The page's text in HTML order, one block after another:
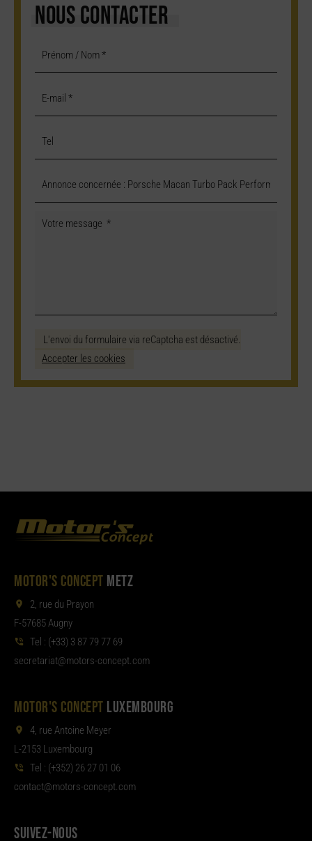
NOUS CONTACTER
L'envoi du formulaire via reCaptcha est désactivé.
Accepter les cookies
MOTOR'S CONCEPT METZ
2, rue du Prayon
F-57685 Augny
Tel : (+33) 3 87 79 77 69
moc.tpecnoc-sro
tom@tair
aterces
MOTOR'S CONCEPT LUXEMBOURG
4, rue Antoine Meyer
L-2153 Luxembourg
Tel : (+352) 26 27 01 06
moc.tpecnoc-sro
tom@tcat
noc
SUIVEZ-NOUS